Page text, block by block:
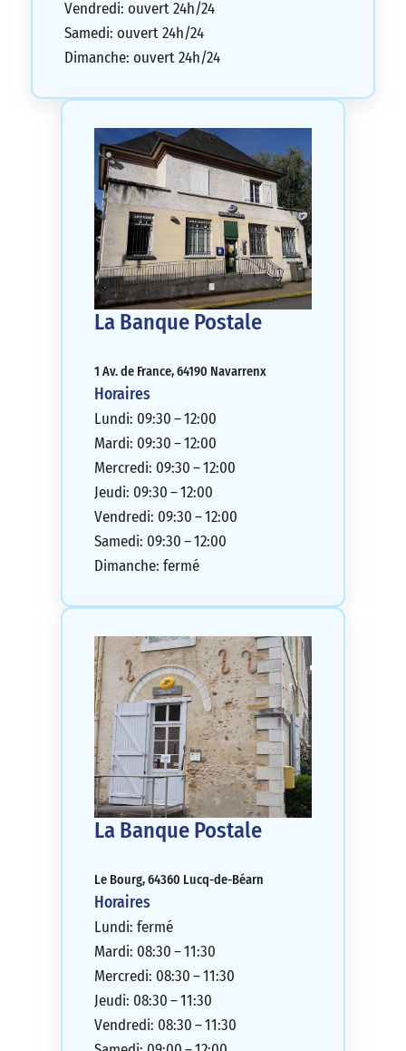
Vendredi: ouvert 24h/24
Samedi: ouvert 24h/24
Dimanche: ouvert 24h/24
La Banque Postale
1 Av. de France, 64190 Navarrenx
Horaires
Lundi: 09:30 – 12:00
Mardi: 09:30 – 12:00
Mercredi: 09:30 – 12:00
Jeudi: 09:30 – 12:00
Vendredi: 09:30 – 12:00
Samedi: 09:30 – 12:00
Dimanche: fermé
La Banque Postale
Le Bourg, 64360 Lucq-de-Béarn
Horaires
Lundi: fermé
Mardi: 08:30 – 11:30
Mercredi: 08:30 – 11:30
Jeudi: 08:30 – 11:30
Vendredi: 08:30 – 11:30